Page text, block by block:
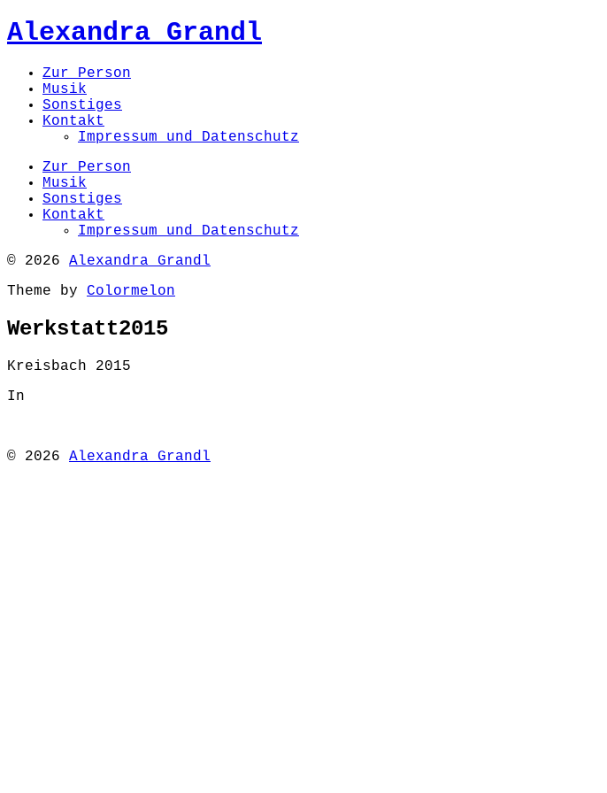
Alexandra Grandl
Zur Person
Musik
Sonstiges
Kontakt
Impressum und Datenschutz
Zur Person
Musik
Sonstiges
Kontakt
Impressum und Datenschutz
© 2026 Alexandra Grandl
Theme by Colormelon
Werkstatt2015
Kreisbach 2015
In
© 2026 Alexandra Grandl